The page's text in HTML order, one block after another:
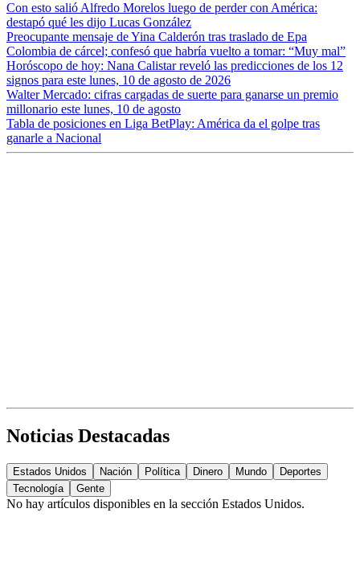
Con esto salió Alfredo Morelos luego de perder con América:
destapó qué les dijo Lucas González
Preocupante mensaje de Yina Calderón tras traslado de Epa
Colombia de cárcel; confesó que habría vuelto a tomar: “Muy mal”
Horóscopo de hoy: Nana Calistar reveló las predicciones de los 12
signos para este lunes, 10 de agosto de 2026
Walter Mercado: cifras cargadas de suerte para ganarse un premio
millonario este lunes, 10 de agosto
Tabla de posiciones en Liga BetPlay: América da el golpe tras
ganarle a Nacional
Noticias Destacadas
Estados Unidos Nación Política Dinero Mundo
Deportes
Tecnología
Gente
No hay artículos disponibles en la sección Estados Unidos.